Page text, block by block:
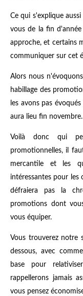
Ce qui s'explique
vous de la fin
approche, et certains
communiquer sur cet
Alors nous
habillage des
les avons pas
aura lieu fin novembre.
Voilà donc qui
promotionnelles, il
mercantile et les
intéressantes pour les
défraiera pas la
promotions dont
vous équiper.
Vous trouverez notre
dessous, avec
base pour
rappellerons jamais
vous pensez